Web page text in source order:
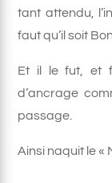
tant attendu,
faut qu’il soit
Et il le fut, et
d’ancrage
passage.
Ainsi naquit le